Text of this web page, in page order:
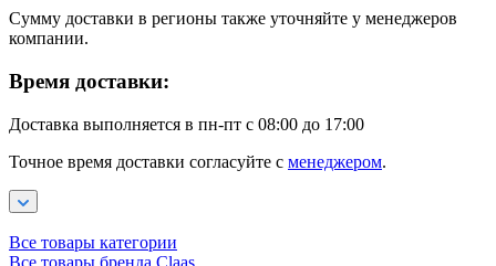
Сумму доставки в регионы также уточняйте у менеджеров
компании.
Время доставки:
Доставка выполняется в пн-пт с 08:00 до 17:00
Точное время доставки согласуйте с менеджером.
Все товары категории
Все товары бренда Claas